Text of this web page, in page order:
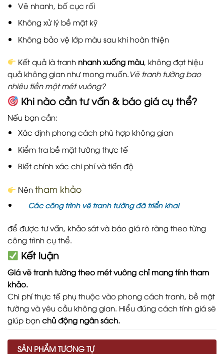
Vẽ nhanh, bố cục rối
Không xử lý bề mặt kỹ
Không bảo vệ lớp màu sau khi hoàn thiện
Kết quả là tranh nhanh xuống màu , không đạt hiệu
quả không gian như mong muốn. Vẽ tranh tường bao
nhiêu tiền một mét vuông?
Khi nào cần tư vấn & báo giá cụ thể?
Nếu bạn cần:
Xác định phong cách phù hợp không gian
Kiểm tra bề mặt tường thực tế
Biết chính xác chi phí và tiến độ
Nêntham khảo
Các công trình vẽ tranh tường đã triển khai
để được tư vấn, khảo sát và báo giá rõ ràng theo từng
công trình cụ thể.
Kết luận
Giá vẽ tranh tường theo mét vuông chỉ mang tính tham
khảo.
Chi phí thực tế phụ thuộc vào phong cách tranh, bề mặt
tường và yêu cầu không gian. Hiểu đúng cách tính giá sẽ
giúp bạn chủ động ngân sách.
SẢN PHẨM TƯƠNG TỰ